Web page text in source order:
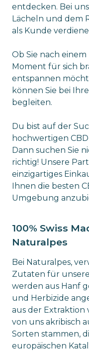
entdecken. Bei
Lächeln und dem
als Kunde
Ob Sie nach
Moment für sich
entspannen
können Sie bei
begleiten.
Du bist auf der
hochwertigen
Dann suchen Sie
richtig! Unsere
einzigartiges
Ihnen die besten
Umgebung
100% Swiss
Naturalpes
Bei Naturalpes,
Zutaten für
werden aus Hanf
und Herbizide
aus der Extraktion
von uns akribisch
Sorten stammen,
europäischen